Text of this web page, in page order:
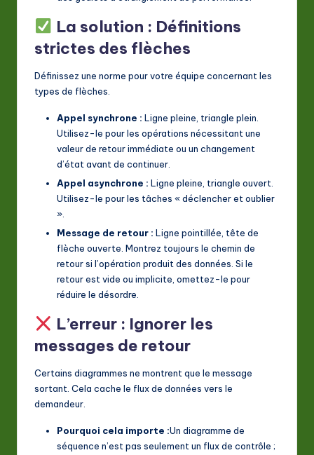
La solution : Définitions
strictes des flèches
Définissez une norme pour votre équipe concernant les
types de flèches.
Appel synchrone : Ligne pleine, triangle plein.
Utilisez-le pour les opérations nécessitant une
valeur de retour immédiate ou un changement
d’état avant de continuer.
Appel asynchrone : Ligne pleine, triangle ouvert.
Utilisez-le pour les tâches « déclencher et oublier
».
Message de retour : Ligne pointillée, tête de
flèche ouverte. Montrez toujours le chemin de
retour si l’opération produit des données. Si le
retour est vide ou implicite, omettez-le pour
réduire le désordre.
L’erreur : Ignorer les
messages de retour
Certains diagrammes ne montrent que le message
sortant. Cela cache le flux de données vers le
demandeur.
Pourquoi cela importe :Un diagramme de
séquence n’est pas seulement un flux de contrôle ;